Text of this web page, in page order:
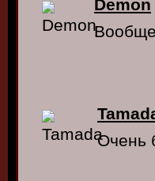
Demon
Очень